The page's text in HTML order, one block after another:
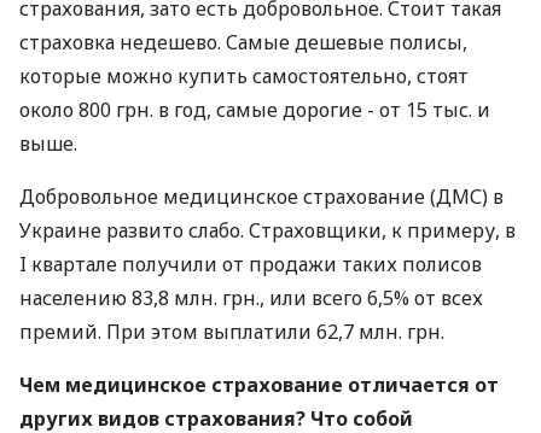
страхования, зато есть добровольное. Стоит такая
страховка недешево. Самые дешевые полисы,
которые можно купить самостоятельно, стоят
около 800 грн. в год, самые дорогие - от 15 тыс. и
выше.
Добровольное медицинское страхование (ДМС) в
Украине развито слабо. Страховщики, к примеру, в
I квартале получили от продажи таких полисов
населению 83,8 млн. грн., или всего 6,5% от всех
премий. При этом выплатили 62,7 млн. грн.
Чем медицинское страхование отличается от
других видов страхования? Что собой